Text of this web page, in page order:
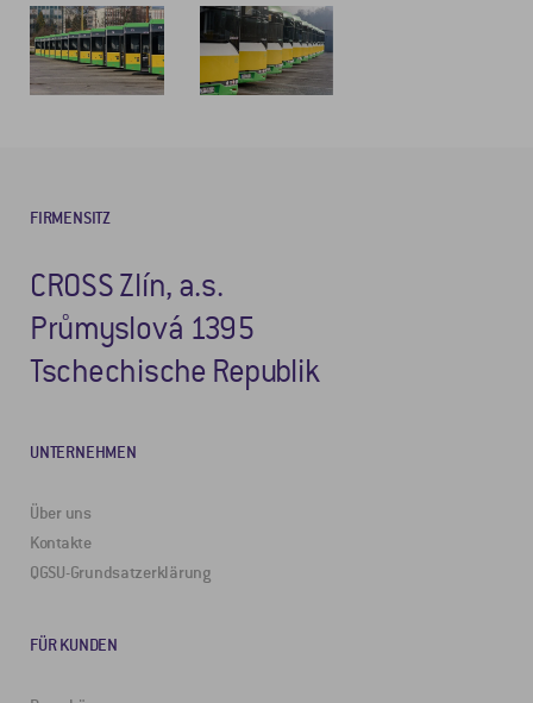
FIRMENSITZ
CROSS Zlín, a.s.
Průmyslová 1395
Tschechische Republik
UNTERNEHMEN
Über uns
Kontakte
QGSU-Grundsatzerklärung
FÜR KUNDEN